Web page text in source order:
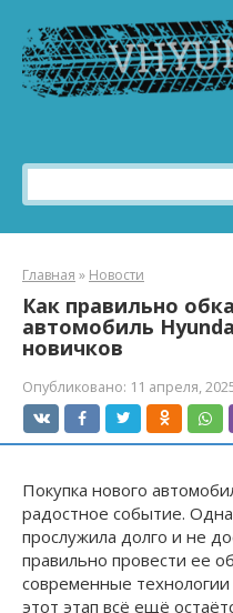
контенту
Поиск:
Главная » Новости
Как правильно
автомобиль
новичков
Опубликовано: 11 апреля,
Покупка нового
радостное событие.
прослужила долго и не
правильно провести ее
современные технологии
этот этап всё ещё